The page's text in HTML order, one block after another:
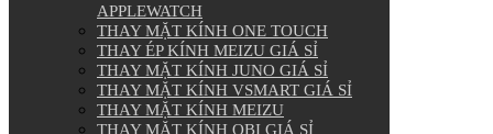
APPLEWATCH
THAY MẶT KÍNH ONE TOUCH
THAY ÉP KÍNH MEIZU GIÁ SỈ
THAY MẶT KÍNH JUNO GIÁ SỈ
THAY MẶT KÍNH VSMART GIÁ SỈ
THAY MẶT KÍNH MEIZU
THAY MẶT KÍNH OBI GIÁ SỈ